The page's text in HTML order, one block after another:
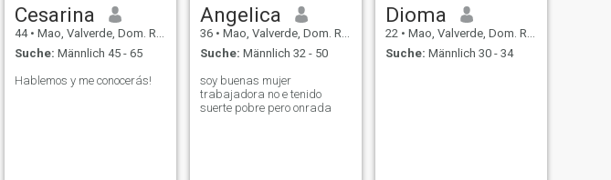
Cesarina
44 • Mao, Valverde, Dom. Rep.
Suche: Männlich 45 - 65
Hablemos y me conocerás!
Angelica
36 • Mao, Valverde, Dom. Rep.
Suche: Männlich 32 - 50
soy buenas mujer
trabajadora no e tenido
suerte pobre pero onrada
Dioma
22 • Mao, Valverde, Dom. Rep.
Suche: Männlich 30 - 34